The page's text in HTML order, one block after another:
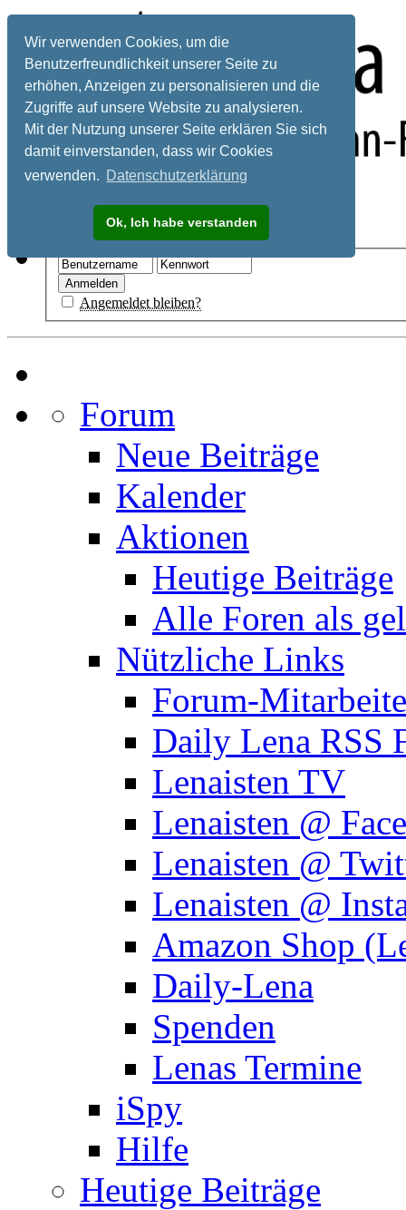
Wir verwenden Cookies, um die
Benutzerfreundlichkeit unserer Seite zu
erhöhen, Anzeigen zu personalisieren und die
Zugriffe auf unsere Website zu analysieren.
Mit der Nutzung unserer Seite erklären Sie sich
damit einverstanden, dass wir Cookies
verwenden. Datenschutzerklärung
Ok, Ich habe verstanden
Registrieren
Angemeldet bleiben?
Forum
Neue Beiträge
Kalender
Aktionen
Heutige Beiträge
Alle Foren als
Nützliche Links
Forum-
Daily Lena RSS
Lenaisten TV
Lenaisten @
Lenaisten @
Lenaisten @
Amazon Shop
Daily-Lena
Spenden
Lenas Termine
iSpy
Hilfe
Heutige Beiträge